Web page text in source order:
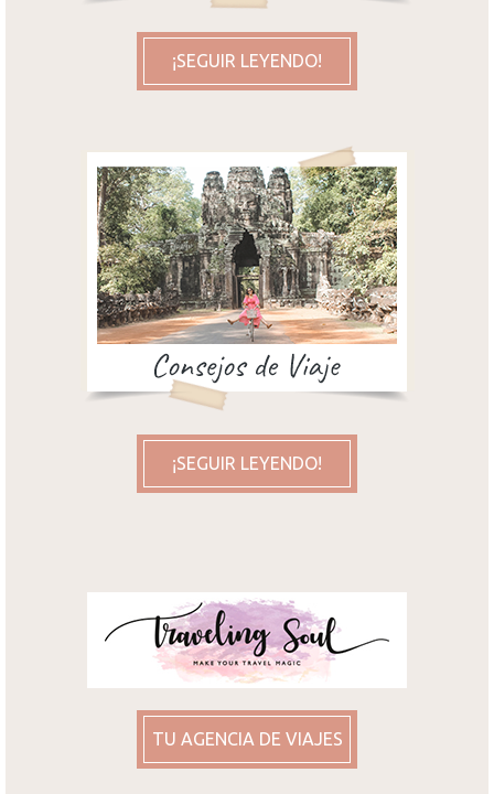
¡SEGUIR LEYENDO!
¡SEGUIR LEYENDO!
TU AGENCIA DE VIAJES